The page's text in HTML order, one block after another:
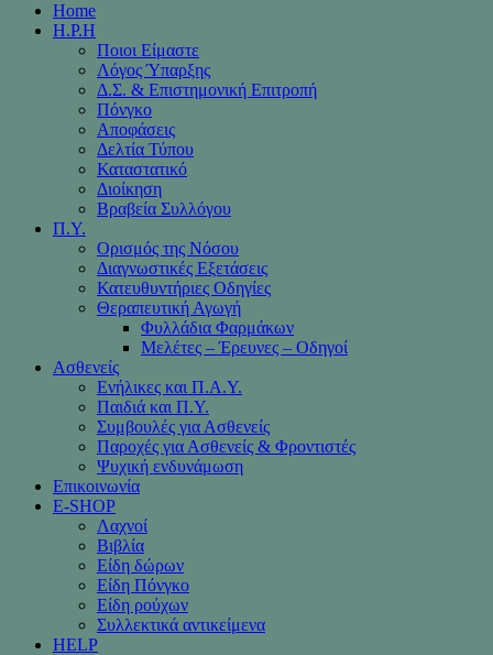
Home
H.P.H
Ποιοι Είμαστε
Λόγος Ύπαρξης
Δ.Σ. & Επιστημονική Επιτροπή
Πόνγκο
Αποφάσεις
Δελτία Τύπου
Καταστατικό
Διοίκηση
Βραβεία Συλλόγου
Π.Υ.
Ορισμός της Νόσου
Διαγνωστικές Εξετάσεις
Κατευθυντήριες Οδηγίες
Θεραπευτική Αγωγή
Φυλλάδια Φαρμάκων
Μελέτες – Έρευνες – Οδηγοί
Ασθενείς
Ενήλικες και Π.Α.Υ.
Παιδιά και Π.Υ.
Συμβουλές για Ασθενείς
Παροχές για Ασθενείς & Φροντιστές
Ψυχική ενδυνάμωση
Επικοινωνία
Ε-SHOP
Λαχνοί
Βιβλία
Είδη δώρων
Είδη Πόνγκο
Είδη ρούχων
Συλλεκτικά αντικείμενα
HELP